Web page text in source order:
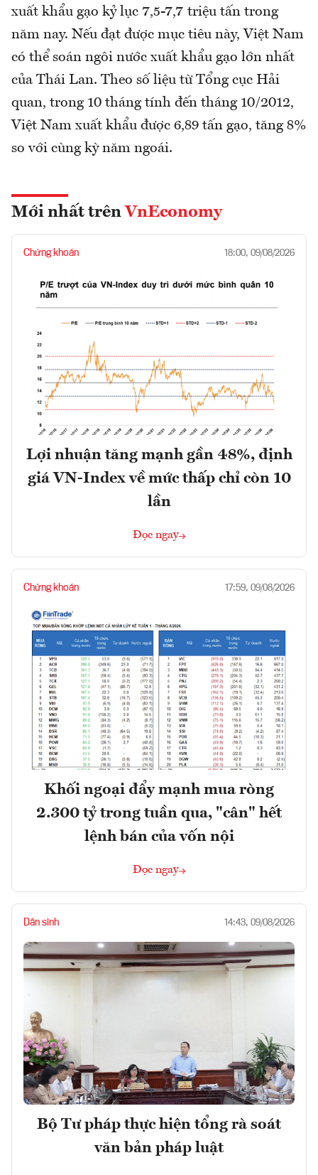
xuất khẩu gạo kỷ lục 7,5-7,7 triệu tấn trong
năm nay. Nếu đạt được mục tiêu này, Việt Nam
có thể soán ngôi nước xuất khẩu gạo lớn nhất
của Thái Lan. Theo số liệu từ Tổng cục Hải
quan, trong 10 tháng tính đến tháng 10/2012,
Việt Nam xuất khẩu được 6,89 tấn gạo, tăng 8%
so với cùng kỳ năm ngoái.
Mới nhất trên VnEconomy
Chứng khoán 18:00, 09/08/2026
Lợi nhuận tăng mạnh gần 48%, định
giá VN-Index về mức thấp chỉ còn 10
lần
Đọc ngay
Chứng khoán 17:59, 09/08/2026
Khối ngoại đẩy mạnh mua ròng
2.300 tỷ trong tuần qua, "cân" hết
lệnh bán của vốn nội
Đọc ngay
Dân sinh 14:43, 09/08/2026
Bộ Tư pháp thực hiện tổng rà soát
văn bản pháp luật